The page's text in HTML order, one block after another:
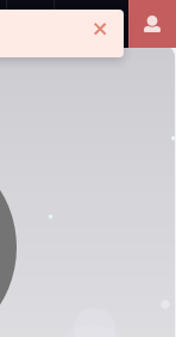
Close